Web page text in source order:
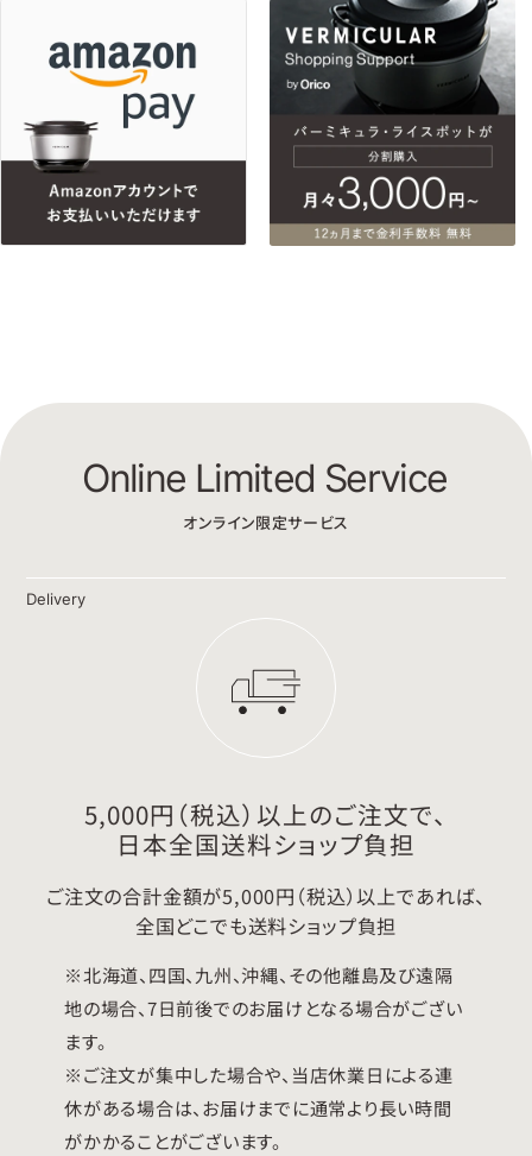
Online Limited Service
オンライン限定サービス
Delivery
5,000円（税込）以上のご注文で、
日本全国送料ショップ負担
ご注文の合計金額が5,000円（税込）以上であれば、
全国どこでも送料ショップ負担
※北海道、四国、九州、沖縄、その他離島及び遠隔
地の場合、7日前後でのお届けとなる場合がござい
ます。
※ご注文が集中した場合や、当店休業日による連
休がある場合は、お届けまでに通常より長い時間
がかかることがございます。